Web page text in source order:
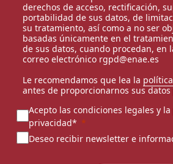
derechos de acceso, rectificación,
portabilidad de sus datos, de
su tratamiento, así como a no ser
basadas únicamente en el
de sus datos, cuando procedan, en
correo electrónico rgpd@enae.es
Le recomendamos que lea la
antes de proporcionarnos sus datos
Acepto las condiciones legales y
privacidad*
Deseo recibir newsletter e